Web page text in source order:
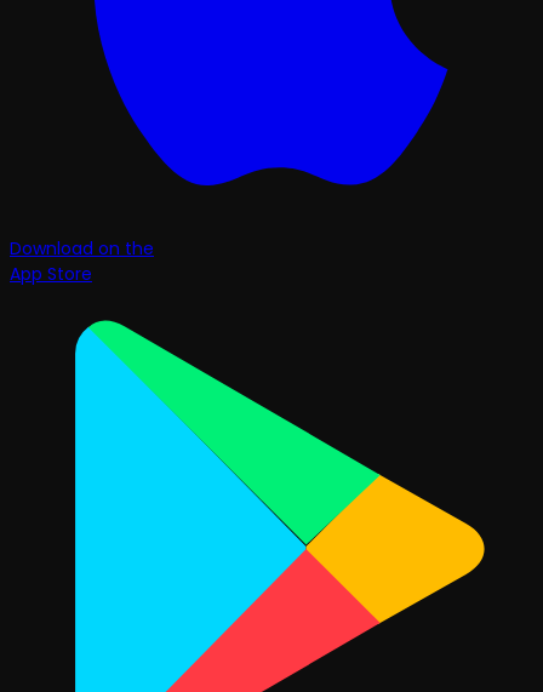
Download on the
App Store